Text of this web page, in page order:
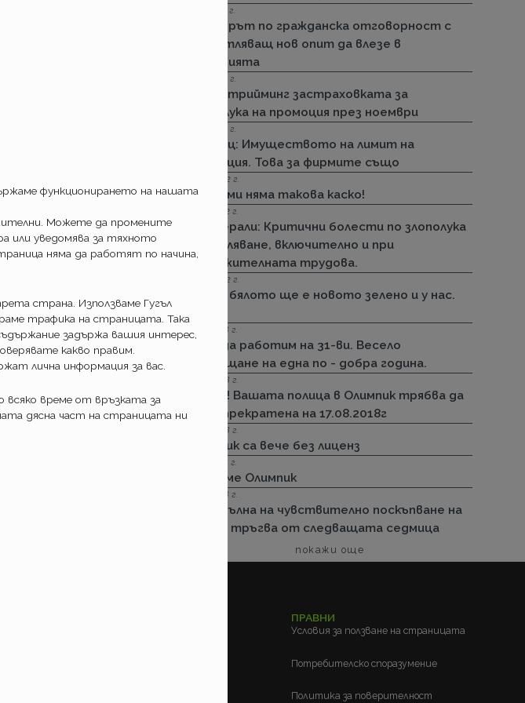
категории
на
малки леки
скъпа
Проверете
на ХДИ.
15.11.2022 г.
Стикерът по гражданска отговорност с
впечатляващ нов опит да влезе в
историята
01.11.2022 г.
ДЗИ: Стрийминг застраховката за
злополука на промоция през ноември
01.11.2022 г.
Армеец: Имуществото на лимит на
промоция. Това за фирмите също
23.09.2022 г.
ДЗИ: Ами няма такова каско!
21.09.2022 г.
Дженерали: Критични болести по злополука
и заболяване, включително и при
задължителната трудова.
25.08.2022 г.
Черно бялото ще е новото зелено и у нас.
29.12.2018 г.
Няма да работим на 31-ви. Весело
посрещане на една по - добра година.
13.08.2018 г.
Важно! Вашата полица в Олимпик трябва да
бъде прекратена на 17.08.2018г
26.07.2018 г.
Олимпик са вече без лиценз
11.05.2018 г.
Спираме Олимпик
25.01.2018 г.
Нова вълна на чувствително поскъпване на
ГО-то тръгва от следващата седмица
покажи още
ПРАВНИ
Условия за ползване на страницата
Потребителско споразумение
Политика за поверителност
функционирането на нашата
Можете да промените
или уведомява за тяхното
няма да работят по начина,
страна. Използваме Гугъл
трафика на страницата. Така
задържа вашия интерес,
какво правим.
лична информация за вас.
време от връзката за
дясна част на страницата ни